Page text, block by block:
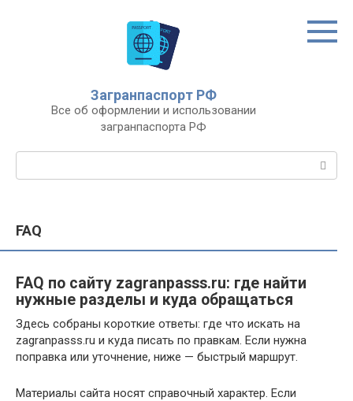
Загранпаспорт РФ
Все об оформлении и использовании
загранпаспорта РФ
Поиск:
FAQ
FAQ по сайту zagranpasss.ru: где найти
нужные разделы и куда обращаться
Здесь собраны короткие ответы: где что искать на
zagranpasss.ru и куда писать по правкам. Если нужна
поправка или уточнение, ниже — быстрый маршрут.
Материалы сайта носят справочный характер. Если